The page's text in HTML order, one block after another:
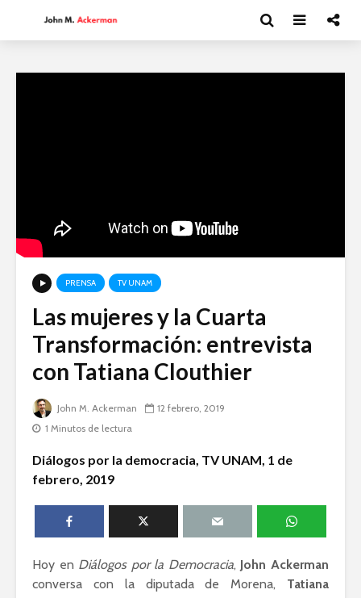
PRENSA TV UNAM
Las mujeres y la Cuarta
Transformación: entrevista
con Tatiana Clouthier
John M. Ackerman
12 febrero, 2019
1 Minutos de lectura
Diálogos por la democracia, TV UNAM, 1 de
febrero, 2019
Hoy en Diálogos por la Democracia, John Ackerman
conversa con la diputada de Morena, Tatiana
Andrea Peláez: El
arte del circo
UAM en
movimiento
Guillermo Arriaga:
Una
justicia